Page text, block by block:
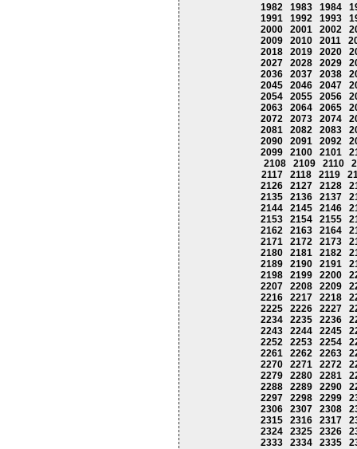
1982
1983 1984
1991
1992 1993
2000
2001 2002
2009
2010 2011
2018
2019 2020
2027
2028 2029
2036
2037 2038
2045
2046 2047
2054
2055 2056
2063
2064 2065
2072
2073 2074
2081
2082 2083
2090
2091 2092
2099
2100 2101
2108
2109 2110
2117
2118 2119
2126
2127 2128
2135
2136 2137
2144
2145 2146
2153
2154 2155
2162
2163 2164
2171
2172 2173
2180
2181 2182
2189
2190 2191
2198
2199 2200
2207
2208 2209
2216
2217 2218
2225
2226 2227
2234
2235 2236
2243
2244 2245
2252
2253 2254
2261
2262 2263
2270
2271 2272
2279
2280 2281
2288
2289 2290
2297
2298 2299
2306
2307 2308
2315
2316 2317
2324
2325 2326
2333
2334 2335